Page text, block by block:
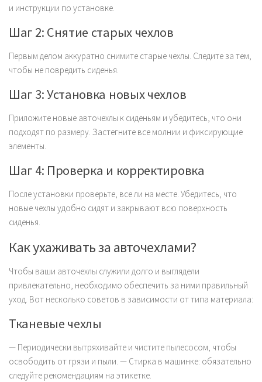
и инструкции по установке.
Шаг 2: Снятие старых чехлов
Первым делом аккуратно снимите старые чехлы. Следите за тем,
чтобы не повредить сиденья.
Шаг 3: Установка новых чехлов
Приложите новые авточехлы к сиденьям и убедитесь, что они
подходят по размеру. Застегните все молнии и фиксирующие
элементы.
Шаг 4: Проверка и корректировка
После установки проверьте, все ли на месте. Убедитесь, что
новые чехлы удобно сидят и закрывают всю поверхность
сиденья.
Как ухаживать за авточехлами?
Чтобы ваши авточехлы служили долго и выглядели
привлекательно, необходимо обеспечить за ними правильный
уход. Вот несколько советов в зависимости от типа материала:
Тканевые чехлы
— Периодически вытряхивайте и чистите пылесосом, чтобы
освободить от грязи и пыли. — Стирка в машинке: обязательно
следуйте рекомендациям на этикетке.